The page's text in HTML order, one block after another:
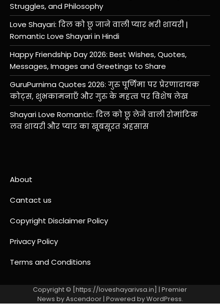
Struggles, and Philosophy
Love Shayari: दिल को छू जाने वाली प्यार भरी शायरी |
Romantic Love Shayari in Hindi
Happy Friendship Day 2026: Best Wishes, Quotes,
Messages, Images and Greetings to Share
GuruPurnima Quotes 2026: गुरु पूर्णिमा पर प्रेरणादायक
कोट्स, शुभकामनाएँ और गुरु के महत्व पर विशेष लेख
Shayari Love Romantic: दिल को छू लेने वाली रोमांटिक
लव शायरी और प्यार का खूबसूरत अहसास
About
Cantact us
Copyright Disclaimer Policy
Privacy Policy
Terms and Conditions
Copyright © [https://loveshayarivsa.in] | Premier
News byAscendoor| Powered byWordPress.